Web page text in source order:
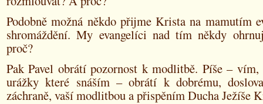
Podobně možná někdo přijme Krista na mamutím
shromáždění. My evangelíci nad tím někdy
proč?
Pak Pavel obrátí pozornost k modlitbě. Píše –
urážky které snáším – obrátí k dobrému,
záchraně, vaší modlitbou a přispěním Ducha Ježíše